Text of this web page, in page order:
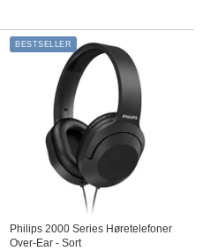
BESTSELLER
Philips 2000 Series Høretelefoner
Over-Ear - Sort